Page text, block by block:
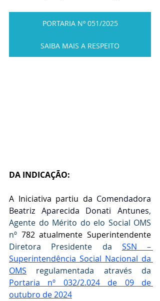
PORTARIA Nº 051/2025
SAIBA MAIS A RESPEITO
DA INDICAÇÃO:
A Iniciativa partiu da Comendadora
Beatriz Aparecida Donati Antunes,
Agente do Mérito do elo Social OMS
nº
Diretora Presidente da SSN –
Superintendência Social Nacional da
OMS
Portaria nº 032/2.024 de 09 de
outubro de 2024